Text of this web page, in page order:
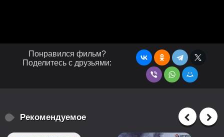
Понравился фильм?
Поделитесь с друзьями:
Рекомендуемое